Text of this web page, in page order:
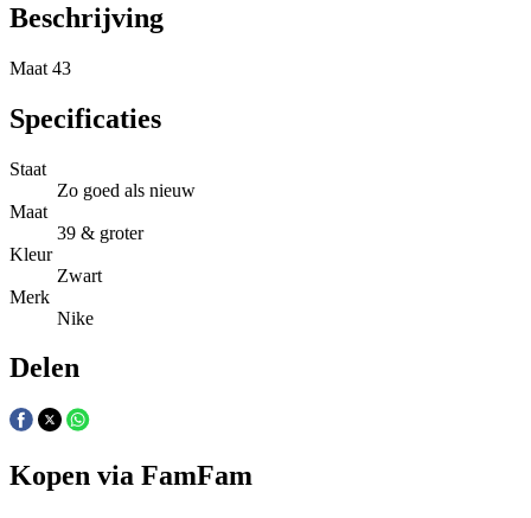
Beschrijving
Maat 43
Specificaties
Staat
Zo goed als nieuw
Maat
39 & groter
Kleur
Zwart
Merk
Nike
Delen
Kopen via FamFam